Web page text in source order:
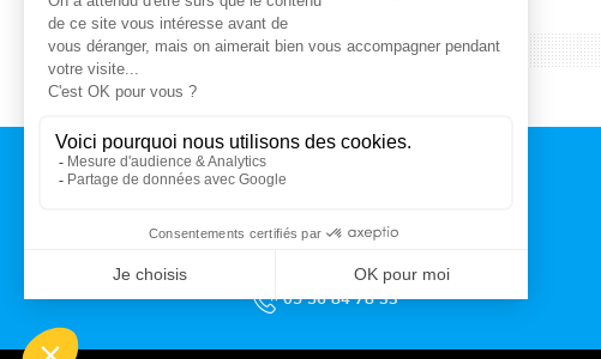
CONTACT
Rue du Professeur Arnozan
05 56 84 78 33